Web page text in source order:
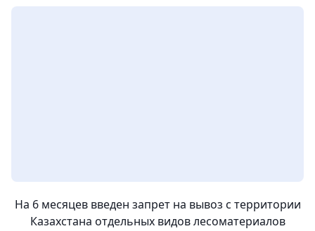
На 6 месяцев введен запрет на вывоз с территории
Казахстана отдельных видов лесоматериалов